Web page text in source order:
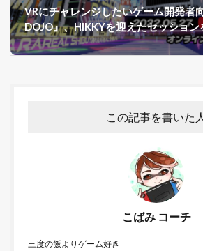
VRにチャレンジしたいゲーム開発者
DOJO』、HIKKYを迎えたセッショ
この記事を書いた人
こばみ コーチ
三度の飯よりゲーム好き